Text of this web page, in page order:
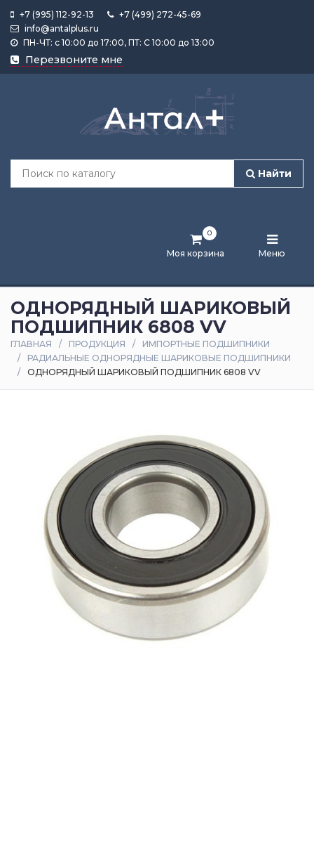
+7 (995) 112-92-13
+7 (499) 272-45-69
info@antalplus.ru
ПН-ЧТ: с 10:00 до 17:00, ПТ: С 10:00 до 13:00
Перезвоните мне
Найти
Моя корзина
0
Меню
Каталог
продукции
Лента
и
статьи
Оплата
доставка
ОДНОРЯДНЫЙ ШАРИКОВЫЙ
ПОДШИПНИК 6808 VV
ГЛАВНАЯ ПРОДУКЦИЯ
ИМПОРТНЫЕ ПОДШИПНИКИ
РАДИАЛЬНЫЕ ОДНОРЯДНЫЕ ШАРИКОВЫЕ ПОДШИПНИКИ
ОДНОРЯДНЫЙ ШАРИКОВЫЙ ПОДШИПНИК 6808 VV